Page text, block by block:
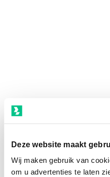
Deze website maakt
Wij maken gebruik van
om u advertenties te laten